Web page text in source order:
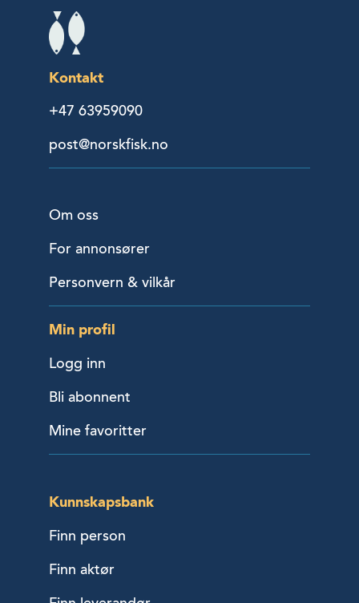
Kontakt
+47 63959090
post@norskfisk.no
Om oss
For annonsører
Personvern & vilkår
Min profil
Logg inn
Bli abonnent
Mine favoritter
Kunnskapsbank
Finn person
Finn aktør